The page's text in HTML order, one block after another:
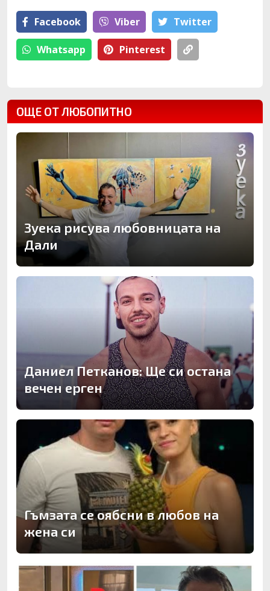
Facebook Viber Тwitter
Whatsapp Pinterest
ОЩЕ ОТ ЛЮБОПИТНО
Зуека рисува любовницата на
Дали
Даниел Петканов: Ще си остана
вечен ерген
Гъмзата се оябсни в любов на
жена си